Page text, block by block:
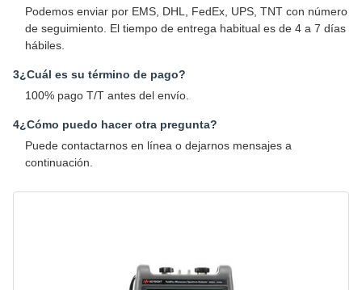
Podemos enviar por EMS, DHL, FedEx, UPS, TNT con número
de seguimiento. El tiempo de entrega habitual es de 4 a 7 días
hábiles.
3¿Cuál es su término de pago?
100% pago T/T antes del envío.
4¿Cómo puedo hacer otra pregunta?
Puede contactarnos en línea o dejarnos mensajes a
continuación.